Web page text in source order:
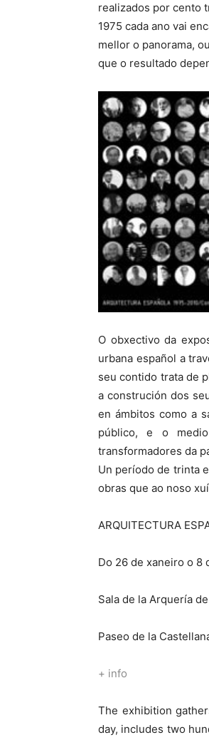
realizados por cento
1975 cada ano vai
mellor o panorama,
que o resultado
O obxectivo da
urbana español a
seu contido trata de
a construción dos
en ámbitos como a
público, e o
transformadores da
Un período de trinta
obras que ao noso
ARQUITECTURA
Do 26 de xaneiro o 8
Sala de la Arquería
Paseo de la
+ info
The exhibition
day, includes two